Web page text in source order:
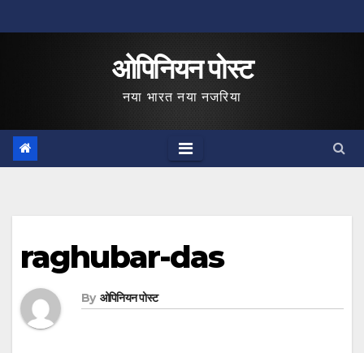
to
ओपिनियन पोस्ट
नया भारत नया नजरिया
raghubar-das
By ओपिनियन पोस्ट